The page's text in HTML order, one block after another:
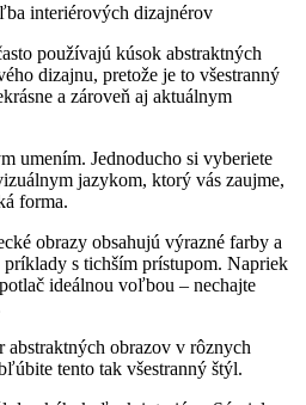
interiérových dizajnérov
používajú kúsok abstraktných
dizajnu, pretože je to všestranný
a zároveň aj aktuálnym
umením. Jednoducho si vyberiete
jazykom, ktorý vás zaujme,
forma.
obrazy obsahujú výrazné farby a
s tichším prístupom. Napriek
ideálnou voľbou – nechajte
abstraktných obrazov v rôznych
tento tak všestranný štýl.